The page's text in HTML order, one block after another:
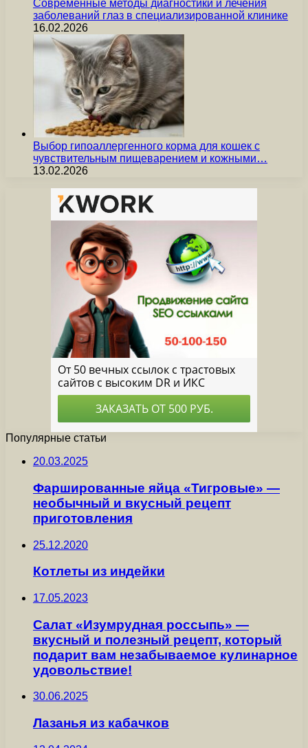
Современные методы диагностики и лечения
заболеваний глаз в специализированной клинике
16.02.2026
Выбор гипоаллергенного корма для кошек с
чувствительным пищеварением и кожными…
13.02.2026
Популярные статьи
20.03.2025
Фаршированные яйца «Тигровые» —
необычный и вкусный рецепт
приготовления
25.12.2020
Котлеты из индейки
17.05.2023
Салат «Изумрудная россыпь» —
вкусный и полезный рецепт, который
подарит вам незабываемое кулинарное
удовольствие!
30.06.2025
Лазанья из кабачков